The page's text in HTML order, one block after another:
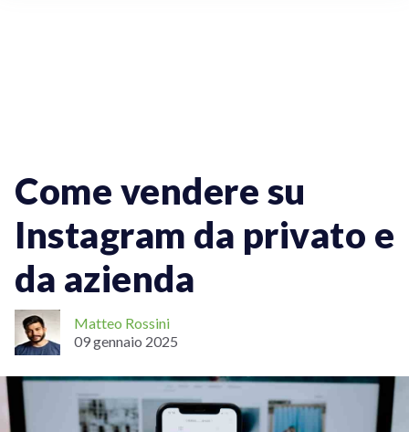
Come vendere su
Instagram da privato e
da azienda
Matteo Rossini
09 gennaio 2025